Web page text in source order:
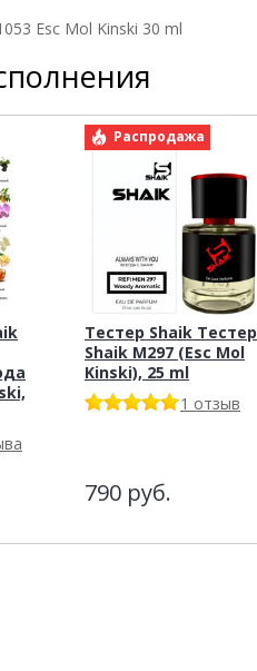
Esc Mol Kinski 30 ml
Распродажа
Тестер Shaik Тестер
Shaik M297 (Esc Mol
Kinski), 25 ml
1 отзыв
790 руб.